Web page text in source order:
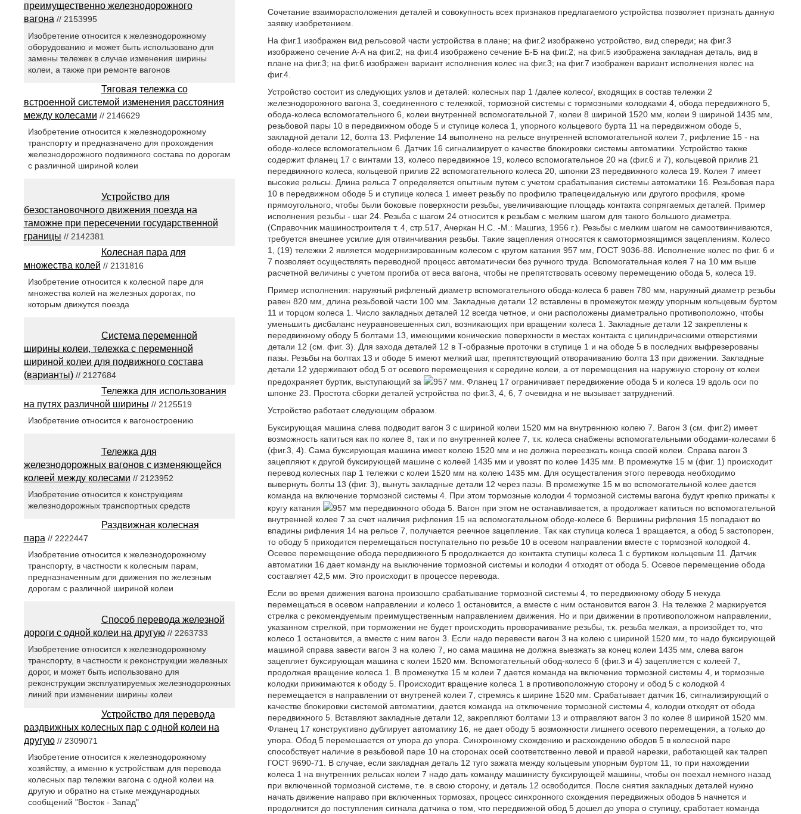
Сочетание взаиморасположения деталей и совокупность всех признаков предлагаемого устройства позволяет признать данную
заявку изобретением.
На фиг.1 изображен вид рельсовой части устройства в плане; на фиг.2 изображено устройство, вид спереди; на фиг.3
изображено сечение А-А на фиг.2; на фиг.4 изображено сечение Б-Б на фиг.2; на фиг.5 изображена закладная деталь, вид в
плане на фиг.3; на фиг.6 изображен вариант исполнения колес на фиг.3; на фиг.7 изображен вариант исполнения колес на
фиг.4.
Устройство состоит из следующих узлов и деталей: колесных пар 1 /далее колесо/, входящих в состав тележки 2
железнодорожного вагона 3, соединенного с тележкой, тормозной системы с тормозными колодками 4, обода передвижного 5,
обода-колеса вспомогательного 6, колеи внутренней вспомогательной 7, колеи 8 шириной 1520 мм, колеи 9 шириной 1435 мм,
резьбовой пары 10 в передвижном ободе 5 и ступице колеса 1, упорного кольцевого бурта 11 на передвижном ободе 5,
закладной детали 12, болта 13. Рифление 14 выполнено на рельсе внутренней вспомогательной колеи 7, рифление 15 - на
ободе-колесе вспомогательном 6. Датчик 16 сигнализирует о качестве блокировки системы автоматики. Устройство также
содержит фланец 17 с винтами 13, колесо передвижное 19, колесо вспомогательное 20 на (фиг.6 и 7), кольцевой прилив 21
передвижного колеса, кольцевой прилив 22 вспомогательного колеса 20, шпонки 23 передвижного колеса 19. Колея 7 имеет
высокие рельсы. Длина рельса 7 определяется опытным путем с учетом срабатывания системы автоматики 16. Резьбовая пара
10 в передвижном ободе 5 и ступице колеса 1 имеет резьбу по профилю трапецеидальную или другого профиля, кроме
прямоугольного, чтобы были боковые поверхности резьбы, увеличивающие площадь контакта сопрягаемых деталей. Пример
исполнения резьбы - шаг 24. Резьба с шагом 24 относится к резьбам с мелким шагом для такого большого диаметра.
(Справочник машиностроителя т. 4, стр.517, Ачеркан Н.С. -М.: Машгиз, 1956 г.). Резьбы с мелким шагом не самоотвинчиваются,
требуется внешнее усилие для отвинчивания резьбы. Такие зацепления относятся к самотормозящимся зацеплениям. Колесо
1, (19) тележки 2 является модернизированным колесом с кругом катания 957 мм, ГОСТ 9036-88. Исполнение колес по фиг. 6 и
7 позволяет осуществлять переводной процесc автоматически без ручного труда. Вспомогательная колея 7 на 10 мм выше
расчетной величины с учетом прогиба от веса вагона, чтобы не препятствовать осевому перемещению обода 5, колеса 19.
Пример исполнения: наружный рифленый диаметр вспомогательного обода-колеса 6 равен 780 мм, наружный диаметр резьбы
равен 820 мм, длина резьбовой части 100 мм. Закладные детали 12 вставлены в промежуток между упорным кольцевым буртом
11 и торцом колеса 1. Число закладных деталей 12 всегда четное, и они расположены диаметрально противоположно, чтобы
уменьшить дисбаланс неуравновешенных сил, возникающих при вращении колеса 1. Закладные детали 12 закреплены к
передвижному ободу 5 болтами 13, имеющими конические поверхности в местах контакта с цилиндрическими отверстиями
детали 12 (см. фиг. 3). Для захода деталей 12 в Т-образные проточки в ступице 1 и на ободе 5 в последних выфрезерованы
пазы. Резьбы на болтах 13 и ободе 5 имеют мелкий шаг, препятствующий отворачиванию болта 13 при движении. Закладные
детали 12 удерживают обод 5 от осевого перемещения к середине колеи, а от перемещения на наружную сторону от колеи
предохраняет буртик, выступающий за
957 мм. Фланец 17 ограничивает передвижение обода 5 и колеса 19 вдоль оси по
шпонке 23. Простота сборки деталей устройства по фиг.3, 4, 6, 7 очевидна и не вызывает затруднений.
Устройство работает следующим образом.
Буксирующая машина слева подводит вагон 3 с шириной колеи 1520 мм на внутреннюю колею 7. Вагон 3 (см. фиг.2) имеет
возможность катиться как по колее 8, так и по внутренней колее 7, т.к. колеса снабжены вспомогательными ободами-колесами 6
(фиг.3, 4). Сама буксирующая машина имеет колею 1520 мм и не должна переезжать конца своей колеи. Справа вагон 3
зацепляют к другой буксирующей машине с колеей 1435 мм и увозят по колее 1435 мм. В промежутке 15 м (фиг. 1) происходит
перевод колесных пар 1 тележки с колеи 1520 мм на колею 1435 мм. Для осуществления этого перевода необходимо
вывернуть болты 13 (фиг. 3), вынуть закладные детали 12 через пазы. В промежутке 15 м во вспомогательной колее дается
команда на включение тормозной системы 4. При этом тормозные колодки 4 тормозной системы вагона будут крепко прижаты к
кругу катания
957 мм передвижного обода 5. Вагон при этом не останавливается, а продолжает катиться по вспомогательной
внутренней колее 7 за счет наличия рифления 15 на вспомогательном ободе-колесе 6. Вершины рифления 15 попадают во
впадины рифления 14 на рельсе 7, получается реечное зацепление. Так как ступица колеса 1 вращается, а обод 5 застопорен,
то ободу 5 приходится перемещаться поступательно по резьбе 10 в осевом направлении вместе с тормозной колодкой 4.
Осевое перемещение обода передвижного 5 продолжается до контакта ступицы колеса 1 с буртиком кольцевым 11. Датчик
автоматики 16 дает команду на выключение тормозной системы и колодки 4 отходят от обода 5. Осевое перемещение обода
составляет 42,5 мм. Это происходит в процессе перевода.
Если во время движения вагона произошло срабатывание тормозной системы 4, то передвижному ободу 5 некуда
перемещаться в осевом направлении и колесо 1 остановится, а вместе с ним остановится вагон 3. На тележке 2 маркируется
стрелка с рекомендуемым преимущественным направлением движения. Но и при движении в противоположном направлении,
указанном стрелкой, при торможении не будет происходить проворачивание резьбы, т.к. резьба мелкая, а произойдет то, что
колесо 1 остановится, а вместе с ним вагон 3. Если надо перевести вагон 3 на колею с шириной 1520 мм, то надо буксирующей
машиной справа завести вагон 3 на колею 7, но сама машина не должна выезжать за конец колеи 1435 мм, слева вагон
зацепляет буксирующая машина с колеи 1520 мм. Вспомогательный обод-колесо 6 (фиг.3 и 4) зацепляется с колеей 7,
продолжая вращение колеса 1. В промежутке 15 м колеи 7 дается команда на включение тормозной системы 4, и тормозные
колодки прижимаются к ободу 5. Происходит вращение колеса 1 в противоположную сторону и обод 5 с колодкой 4
перемещается в направлении от внутреней колеи 7, стремясь к ширине 1520 мм. Срабатывает датчик 16, сигнализирующий о
качестве блокировки системой автоматики, дается команда на отключение тормозной системы 4, колодки отходят от обода
передвижного 5. Вставляют закладные детали 12, закрепляют болтами 13 и отправляют вагон 3 по колее 8 шириной 1520 мм.
Фланец 17 конструктивно дублирует автоматику 16, не дает ободу 5 возможности лишнего осевого перемещения, а только до
упора. Обод 5 перемешается от упора до упора. Синхронному схождению и расхождению ободов 5 в колесной паре
способствует наличие в резьбовой паре 10 на сторонах осей соответственно левой и правой нарезки, работающей как талреп
ГОСТ 9690-71. В случае, если закладная деталь 12 туго зажата между кольцевым упорным буртом 11, то при нахождении
колеса 1 на внутренних рельсах колеи 7 надо дать команду машинисту буксирующей машины, чтобы он поехал немного назад
при включенной тормозной системе, т.е. в свою сторону, и деталь 12 освободится. После снятия закладных деталей нужно
начать движение направо при включенных тормозах, процесс синхронного схождения передвижных ободов 5 начнется и
продолжится до поступления сигнала датчика о том, что передвижной обод 5 дошел до упора о ступицу, сработает команда
преимущественно железнодорожного
вагона// 2153995
Изобретение относится к железнодорожному
оборудованию и может быть использовано для
замены тележек в случае изменения ширины
колеи, а также при ремонте вагонов
Тяговая тележка со
встроенной системой изменения расстояния
между колесами // 2146629
Изобретение относится к железнодорожному
транспорту и предназначено для прохождения
железнодорожного подвижного состава по дорогам
с различной шириной колеи
Устройство для
безостановочного движения поезда на
таможне при пересечении государственной
границы // 2142381
Колесная пара для
множества колей // 2131816
Изобретение относится к колесной паре для
множества колей на железных дорогах, по
которым движутся поезда
Система переменной
ширины колеи, тележка с переменной
шириной колеи для подвижного состава
(варианты)// 2127684
Тележка для использования
на путях различной ширины // 2125519
Изобретение относится к вагоностроению
Тележка для
железнодорожных вагонов с изменяющейся
колеей между колесами // 2123952
Изобретение относится к конструкциям
железнодорожных транспортных средств
Раздвижная колесная
пара// 2222447
Изобретение относится к железнодорожному
транспорту, в частности к колесным парам,
предназначенным для движения по железным
дорогам с различной шириной колеи
Способ перевода железной
дороги с одной колеи на другую// 2263733
Изобретение относится к железнодорожному
транспорту, в частности к реконструкции железных
дорог, и может быть использовано для
реконструкции эксплуатируемых железнодорожных
линий при изменении ширины колеи
Устройство для перевода
раздвижных колесных пар с одной колеи на
другую// 2309071
Изобретение относится к железнодорожному
хозяйству, а именно к устройствам для перевода
колесных пар тележки вагона с одной колеи на
другую и обратно на стыке международных
сообщений "Восток - Запад"